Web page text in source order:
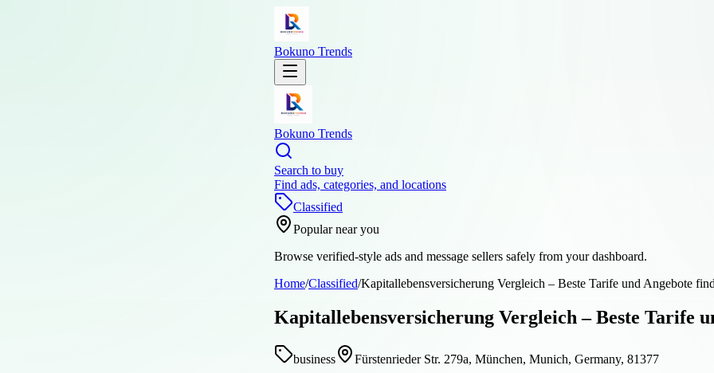
Bokuno Trends
Bokuno Trends
Search to buy
Find ads, categories, and locations
Classified
Popular near you
Browse verified-style ads and message sellers safely from your dashboard.
Home/Classified/Kapitallebensversicherung Vergleich – Beste Tarife und Angebote
Kapitallebensversicherung Vergleich – Beste Tarife
business Fürstenrieder Str. 279a, München, Munich, Germany, 81377